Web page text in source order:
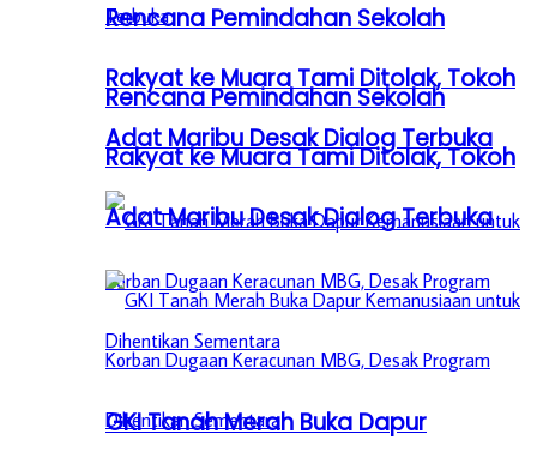
Rencana Pemindahan Sekolah
Rakyat ke Muara Tami Ditolak, Tokoh
Adat Maribu Desak Dialog Terbuka
GKI Tanah Merah Buka Dapur
Rencana Pemindahan Sekolah
Rakyat ke Muara Tami Ditolak, Tokoh
Adat Maribu Desak Dialog Terbuka